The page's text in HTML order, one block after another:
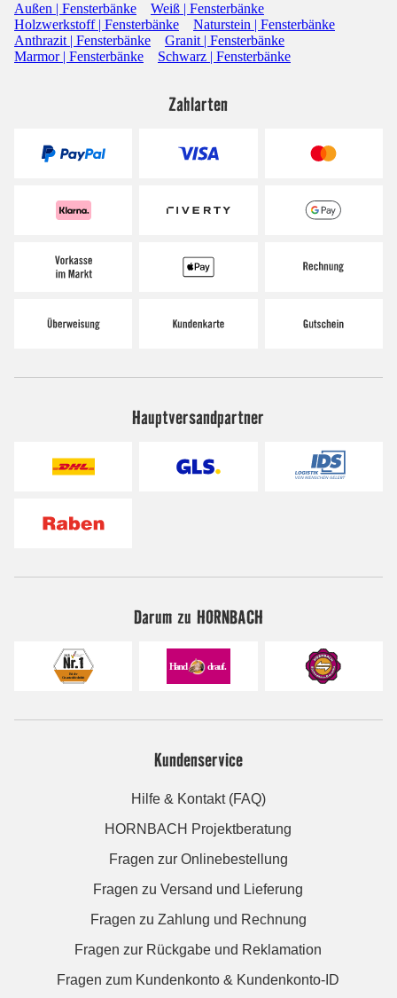
Außen | Fensterbänke
Weiß | Fensterbänke
Holzwerkstoff | Fensterbänke
Naturstein | Fensterbänke
Anthrazit | Fensterbänke
Granit | Fensterbänke
Marmor | Fensterbänke
Schwarz | Fensterbänke
Zahlarten
Hauptversandpartner
Darum zu HORNBACH
Kundenservice
Hilfe & Kontakt (FAQ)
HORNBACH Projektberatung
Fragen zur Onlinebestellung
Fragen zu Versand und Lieferung
Fragen zu Zahlung und Rechnung
Fragen zur Rückgabe und Reklamation
Fragen zum Kundenkonto & Kundenkonto-ID